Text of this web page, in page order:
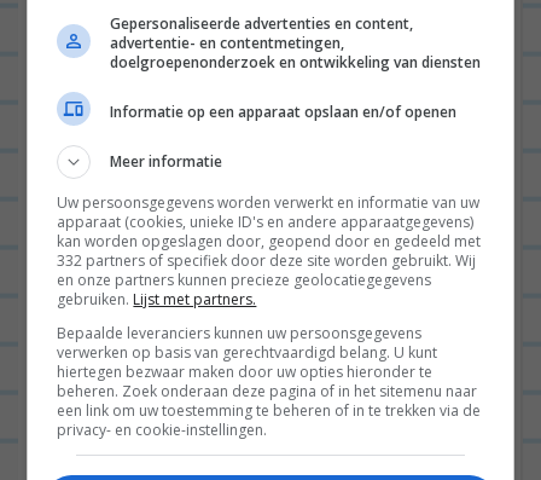
BEANTWOORDEN
ANONIEM 15/12/2013 op
italiaanse bol! hmmm!
BEANTWOORDEN
JOYCE 11/12/2013 op 10:20
Dit lijkt me echt onwijs lekker!
Binnenkort eens proberen
BEANTWOORDEN
Gepersonaliseerde advertenties en content,
advertentie- en contentmetingen,
doelgroepenonderzoek en ontwikkeling van diensten
Informatie op een apparaat opslaan en/of openen
Meer informatie
Uw persoonsgegevens worden verwerkt en informatie van uw
apparaat (cookies, unieke ID's en andere apparaatgegevens)
kan worden opgeslagen door, geopend door en gedeeld met
332 partners of specifiek door deze site worden gebruikt. Wij
en onze partners kunnen precieze geolocatiegegevens
gebruiken. Lijst met partners.
Bepaalde leveranciers kunnen uw persoonsgegevens
verwerken op basis van gerechtvaardigd belang. U kunt
hiertegen bezwaar maken door uw opties hieronder te
beheren. Zoek onderaan deze pagina of in het sitemenu naar
een link om uw toestemming te beheren of in te trekken via de
privacy- en cookie-instellingen.